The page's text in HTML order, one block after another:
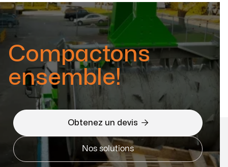
Compactons
ensemble!
Obtenez un devis 
Nos solutions